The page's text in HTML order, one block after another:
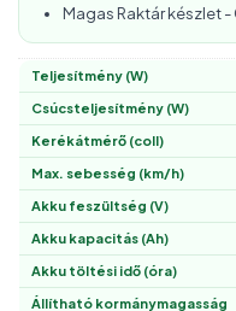
Magas Raktár készlet -
Teljesítmény (W)
Csúcsteljesítmény (W)
Kerékátmérő (coll)
Max. sebesség (km/h)
Akku feszültség (V)
Akku kapacitás (Ah)
Akku töltési idő (óra)
Állítható kormánymagasság